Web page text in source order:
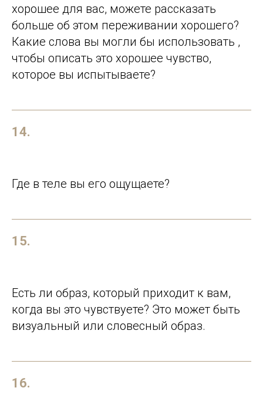
хорошее для вас, можете рассказать
больше об этом переживании хорошего?
Какие слова вы могли бы использовать ,
чтобы описать это хорошее чувство,
которое вы испытываете?
14.
Где в теле вы его ощущаете?
15.
Есть ли образ, который приходит к вам,
когда вы это чувствуете? Это может быть
визуальный или словесный образ.
16.